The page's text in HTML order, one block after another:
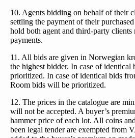
10. Agents bidding on behalf of their
settling the payment of their
hold both agent and third-party clients
payments.
11. All bids are given in Norwegian
the highest bidder. In case of
prioritized. In case of identical bids
Room bids will be prioritized.
12. The prices in the catalogue are
will not be accepted. A buyer’s
hammer price of each lot. All coins
been legal tender are exempted from